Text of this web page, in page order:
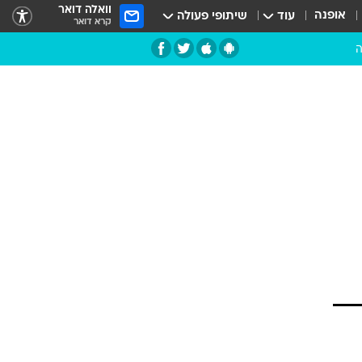
אופנה עוד שיתופי פעולה וואלה דואר
קרא דואר